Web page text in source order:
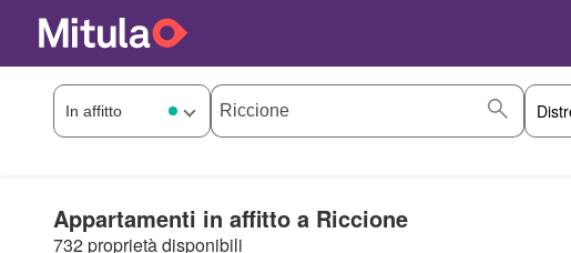
Appartamenti in affitto a Riccione
732 proprietà disponibili